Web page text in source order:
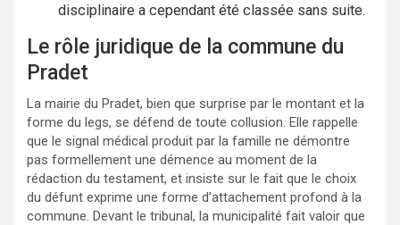
disciplinaire a cependant été classée sans suite.
Le rôle juridique de la commune du
Pradet
La mairie du Pradet, bien que surprise par le montant et la
forme du legs, se défend de toute collusion. Elle rappelle
que le signal médical produit par la famille ne démontre
pas formellement une démence au moment de la
rédaction du testament, et insiste sur le fait que le choix
du défunt exprime une forme d’attachement profond à la
commune. Devant le tribunal, la municipalité fait valoir que